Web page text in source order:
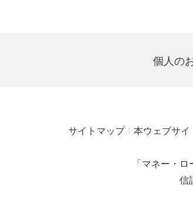
個人の
サイトマップ 本ウェブサ
「マネー・
信